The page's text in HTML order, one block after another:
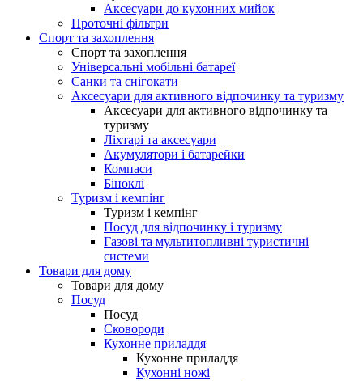
Аксесуари до кухонних мийок
Проточні фільтри
Спорт та захоплення
Спорт та захоплення
Універсальні мобільні батареї
Санки та снігокати
Аксесуари для активного відпочинку та туризму
Аксесуари для активного відпочинку та
туризму
Ліхтарі та аксесуари
Акумулятори і батарейки
Компаси
Біноклі
Туризм і кемпінг
Туризм і кемпінг
Посуд для відпочинку і туризму
Газові та мультитопливні туристичні
системи
Товари для дому
Товари для дому
Посуд
Посуд
Сковороди
Кухонне приладдя
Кухонне приладдя
Кухонні ножі